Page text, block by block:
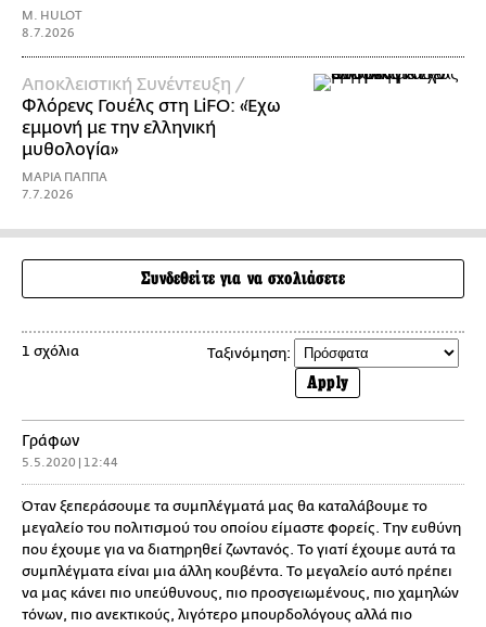
M. HULOT
8.7.2026
Αποκλειστική Συνέντευξη /
Φλόρενς Γουέλς στη LiFO: «Έχω
εμμονή με την ελληνική
μυθολογία»
ΜΑΡΙΑ ΠΑΠΠΑ
7.7.2026
Συνδεθείτε για να σχολιάσετε
1 σχόλια Ταξινόμηση:
Apply
Γράφων
5.5.2020 | 12:44
Όταν ξεπεράσουμε τα συμπλέγματά μας θα καταλάβουμε το
μεγαλείο του πολιτισμού του οποίου είμαστε φορείς. Την ευθύνη
που έχουμε για να διατηρηθεί ζωντανός. Το γιατί έχουμε αυτά τα
συμπλέγματα είναι μια άλλη κουβέντα. Το μεγαλείο αυτό πρέπει
να μας κάνει πιο υπεύθυνους, πιο προσγειωμένους, πιο χαμηλών
τόνων, πιο ανεκτικούς, λιγότερο μπουρδολόγους αλλά πιο